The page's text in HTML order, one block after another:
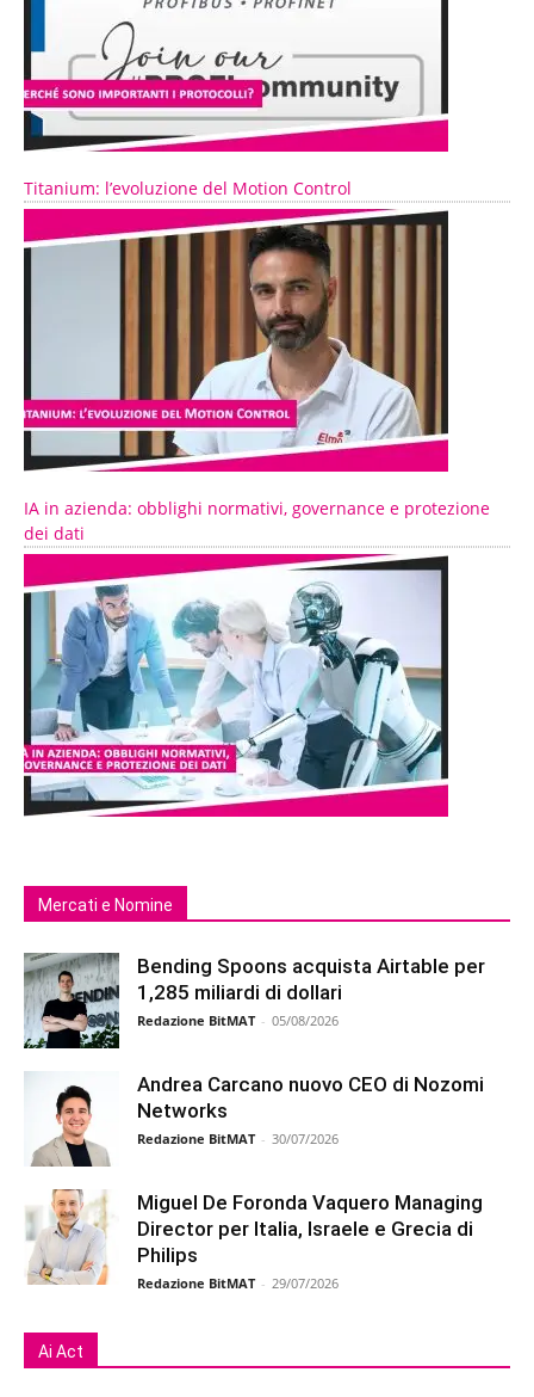
Titanium: l’evoluzione del Motion Control
IA in azienda: obblighi normativi, governance e protezione
dei dati
Mercati e Nomine
Bending Spoons acquista Airtable per
1,285 miliardi di dollari
Redazione BitMAT - 05/08/2026
Andrea Carcano nuovo CEO di Nozomi
Networks
Redazione BitMAT - 30/07/2026
Miguel De Foronda Vaquero Managing
Director per Italia, Israele e Grecia di
Philips
Redazione BitMAT - 29/07/2026
Ai Act